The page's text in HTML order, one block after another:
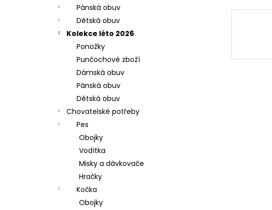
Pánská obuv
Dětská obuv
Kolekce léto 2026
Ponožky
Punčochové zboží
Dámská obuv
Pánská obuv
Dětská obuv
Chovatelské potřeby
Pes
Obojky
Vodítka
Misky a dávkovače
Hračky
Kočka
Obojky